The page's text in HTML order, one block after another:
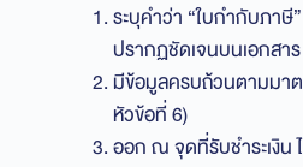
ระบุคำว่า “ใบกำกับภาษี”
ปรากฏชัดเจนบนเอกสาร
มีข้อมูลครบถ้วนตามมาต
หัวข้อที่ 6)
ออก ณ จุดที่รับชำระเงิน